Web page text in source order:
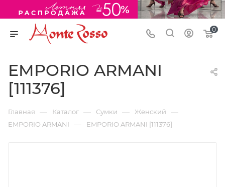
0
EMPORIO ARMANI
[111376]
Главная — Каталог — Сумки — Женский —
EMPORIO ARMANI — EMPORIO ARMANI [111376]